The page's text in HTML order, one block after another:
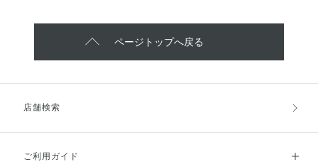
ページトップへ戻る
店舗検索
ご利用ガイド